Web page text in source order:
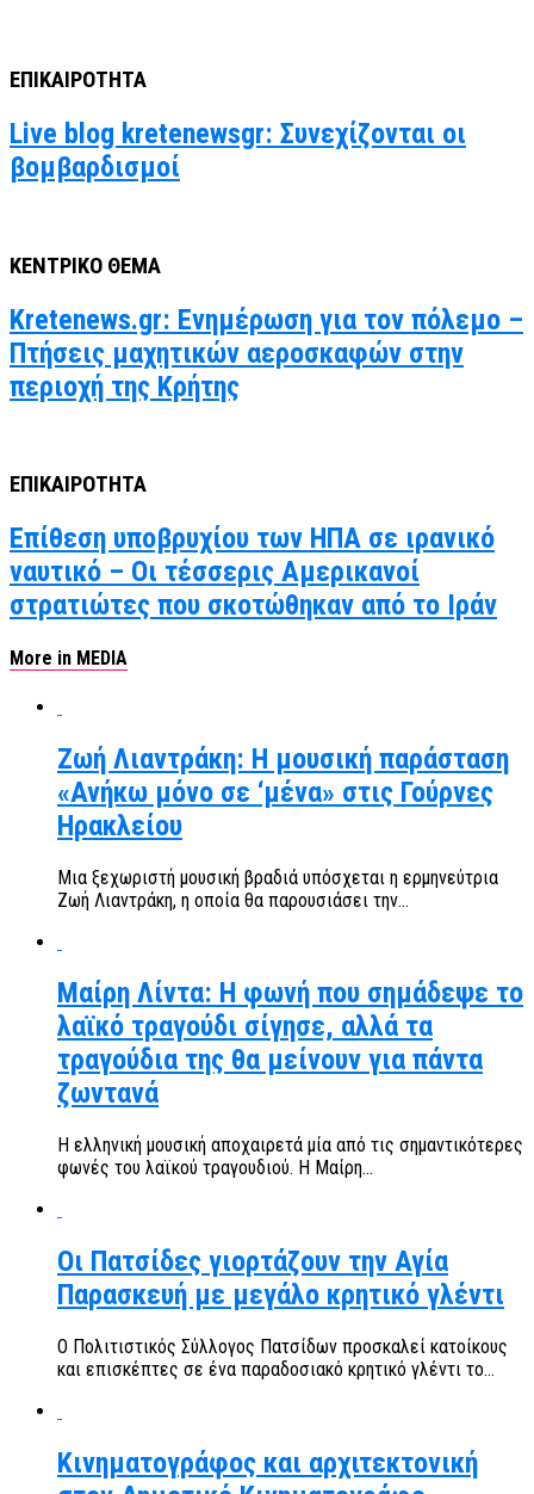
ΕΠΙΚΑΙΡΟΤΗΤΑ
Live blog kretenewsgr: Συνεχίζονται οι
βομβαρδισμοί
ΚΕΝΤΡΙΚΟ ΘΕΜΑ
Kretenews.gr: Ενημέρωση για τον πόλεμο –
Πτήσεις μαχητικών αεροσκαφών στην
περιοχή της Κρήτης
ΕΠΙΚΑΙΡΟΤΗΤΑ
Επίθεση υποβρυχίου των ΗΠΑ σε ιρανικό
ναυτικό – Οι τέσσερις Αμερικανοί
στρατιώτες που σκοτώθηκαν από το Ιράν
More in MEDIA
Ζωή Λιαντράκη: Η μουσική παράσταση
«Ανήκω μόνο σε ‘μένα» στις Γούρνες
Ηρακλείου
Μια ξεχωριστή μουσική βραδιά υπόσχεται η ερμηνεύτρια
Ζωή Λιαντράκη, η οποία θα παρουσιάσει την...
Μαίρη Λίντα: Η φωνή που σημάδεψε το
λαϊκό τραγούδι σίγησε, αλλά τα
τραγούδια της θα μείνουν για πάντα
ζωντανά
Η ελληνική μουσική αποχαιρετά μία από τις σημαντικότερες
φωνές του λαϊκού τραγουδιού. Η Μαίρη...
Οι Πατσίδες γιορτάζουν την Αγία
Παρασκευή με μεγάλο κρητικό γλέντι
Ο Πολιτιστικός Σύλλογος Πατσίδων προσκαλεί κατοίκους
και επισκέπτες σε ένα παραδοσιακό κρητικό γλέντι το...
Κινηματογράφος και αρχιτεκτονική